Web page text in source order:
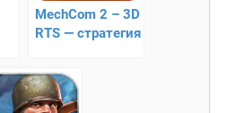
MechCom 2 – 3D
RTS — стратегия
времени